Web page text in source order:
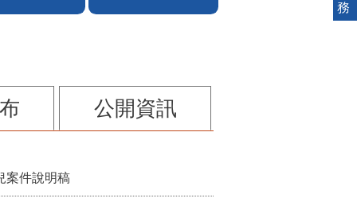
公開資訊
案件說明稿
務